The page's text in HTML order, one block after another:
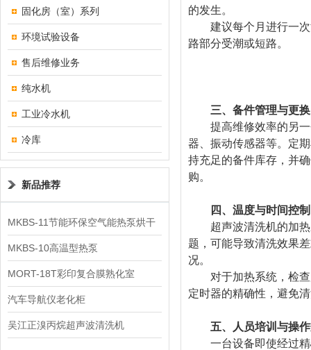
固化房（室）系列
环境试验设备
售后维修业务
纯水机
工业冷水机
冷库
新品推荐
MKBS-11节能环保空气能热泵烘干
机
MKBS-10高温型热泵
MORT-18T彩印复合膜熟化室
汽车导航仪老化柜
吴江正溴丙烷超声波清洗机
的发生。
建议每个月进行一次
路部分受潮或短路。
三、备件管理与更换
提高维修效率的另一
器、振动传感器等。定
持充足的备件库存，并
购。
四、温度与时间控
超声波清洗机的加热
题，可能导致清洗效果
况。
对于加热系统，检查
定时器的精确性，避免
五、人员培训与操
一台设备即使经过精